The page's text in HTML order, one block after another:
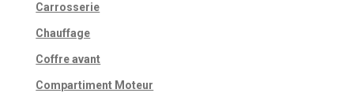
Carrosserie
Chauffage
Coffre avant
Compartiment Moteur